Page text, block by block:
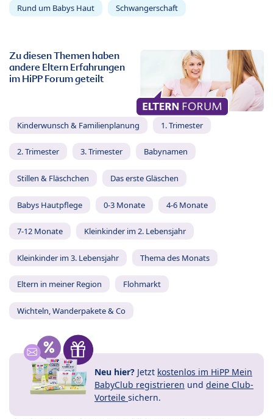
Rund um Babys Haut Schwangerschaft
Zu diesen Themen haben
andere Eltern Erfahrungen
im HiPP Forum geteilt
Kinderwunsch & Familienplanung 1. Trimester
2. Trimester 3. Trimester Babynamen
Stillen & Fläschchen Das erste Gläschen
Babys Hautpflege 0-3 Monate 4-6 Monate
7-12 Monate Kleinkinder im 2. Lebensjahr
Kleinkinder im 3. Lebensjahr Thema des Monats
Eltern in meiner Region Flohmarkt
Wichteln, Wanderpakete & Co
Neu hier? Jetzt kostenlos im HiPP Mein
BabyClub registrieren und deine Club-
Vorteile sichern.